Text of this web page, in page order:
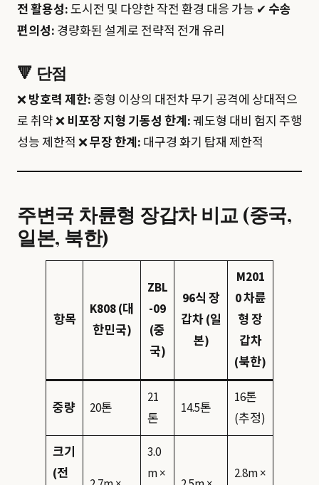
전 활용성:도시전 및 다양한 작전 환경 대응 가능 ✔ 수송
편의성: 경량화된 설계로 전략적 전개 유리
🔻 단점
❌방호력 제한:중형 이상의 대전차 무기 공격에 상대적으
로 취약 ❌비포장 지형 기동성 한계:궤도형 대비 험지 주행
성능 제한적 ❌무장 한계: 대구경 화기 탑재 제한적
주변국 차륜형 장갑차 비교 (중국,
일본, 북한)
항목
K808 (대
한민국)
ZBL
-09
(중
국)
96식 장
갑차 (일
본)
M201
0 차륜
형 장
갑차
(북한)
중량 20톤
21
톤
14.5톤
16톤
(추정)
크기
(전
3.0
m ×
2.8m ×